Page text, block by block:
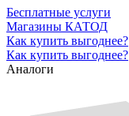
Бесплатные услуги
Магазины КАТОД
Как купить выгоднее?
Как купить выгоднее?
Аналоги